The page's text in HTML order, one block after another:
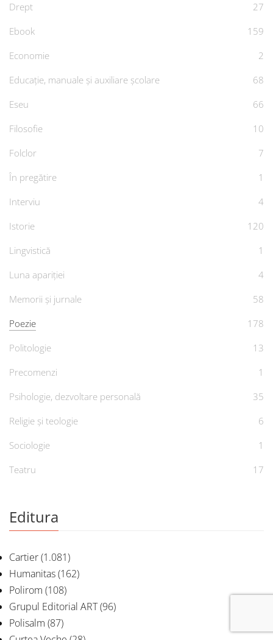
Drept
27
Ebook
159
Economie
2
Educație, manuale și auxiliare școlare
68
Eseu
66
Filosofie
10
Folclor
7
În pregătire
1
Interviu
4
Istorie
120
Lingvistică
1
Luna apariției
4
Memorii și jurnale
58
Poezie
178
Politologie
13
Precomenzi
1
Psihologie, dezvoltare personală
35
Religie și teologie
6
Sociologie
1
Teatru
17
Editura
Cartier(1.081)
Humanitas(162)
Polirom (108)
Grupul Editorial ART(96)
Polisalm (87)